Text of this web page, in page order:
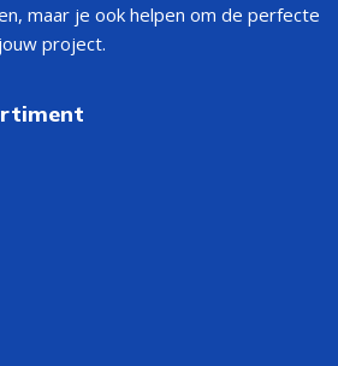
maar je ook helpen om de perfecte
project.